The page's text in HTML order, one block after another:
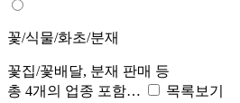
꽃/식물/화초/분재
꽃집/꽃배달, 분재 판매 등
총 4개의 업종 포함…
목록보기